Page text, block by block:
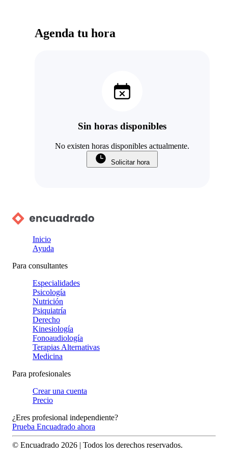
Agenda tu hora
Sin horas disponibles
No existen horas disponibles actualmente.
Solicitar hora
Inicio
Ayuda
Para consultantes
Especialidades
Psicología
Nutrición
Psiquiatría
Derecho
Kinesiología
Fonoaudiología
Terapias Alternativas
Medicina
Para profesionales
Crear una cuenta
Precio
¿Eres profesional independiente?
Prueba Encuadrado ahora
© Encuadrado 2026 | Todos los derechos reservados.